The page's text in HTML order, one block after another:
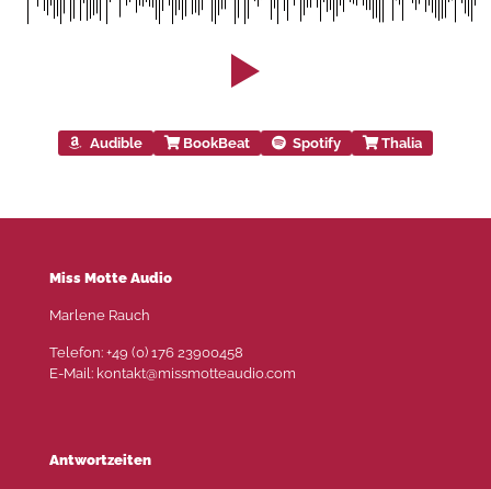
Audible BookBeat Spotify Thalia
Miss Motte Audio
Marlene Rauch
Telefon: +49 (0) 176 23900458
E-Mail: kontakt@missmotteaudio.com
Antwortzeiten